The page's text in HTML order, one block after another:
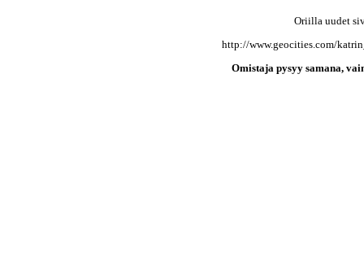
Oriilla uudet
http://www.geocities.com/
Omistaja pysyy samana,